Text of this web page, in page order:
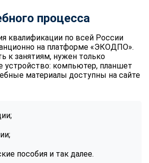
процесса
квалификации по всей России
на платформе «ЭКОДПО».
к занятиям, нужен только
устройство: компьютер, планшет
материалы доступны на сайте
пособия и так далее.